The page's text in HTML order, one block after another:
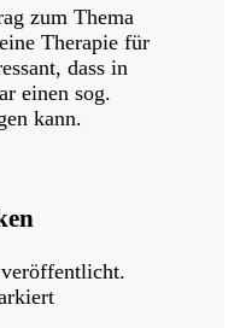
zum Thema
Therapie für
dass in
einen sog.
kann.